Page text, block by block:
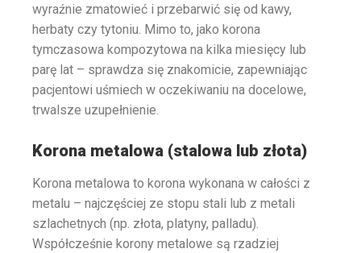
wyraźnie zmatowieć i przebarwić się od kawy,
herbaty czy tytoniu. Mimo to, jako korona
tymczasowa kompozytowa na kilka miesięcy lub
parę lat – sprawdza się znakomicie, zapewniając
pacjentowi uśmiech w oczekiwaniu na docelowe,
trwalsze uzupełnienie.
Korona metalowa (stalowa lub złota)
Korona metalowa to korona wykonana w całości z
metalu – najczęściej ze stopu stali lub z metali
szlachetnych (np. złota, platyny, palladu).
Współcześnie korony metalowe są rzadziej